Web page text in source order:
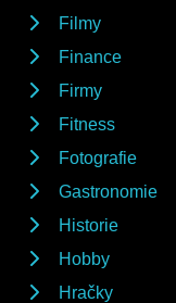
Filmy
Finance
Firmy
Fitness
Fotografie
Gastronomie
Historie
Hobby
Hračky